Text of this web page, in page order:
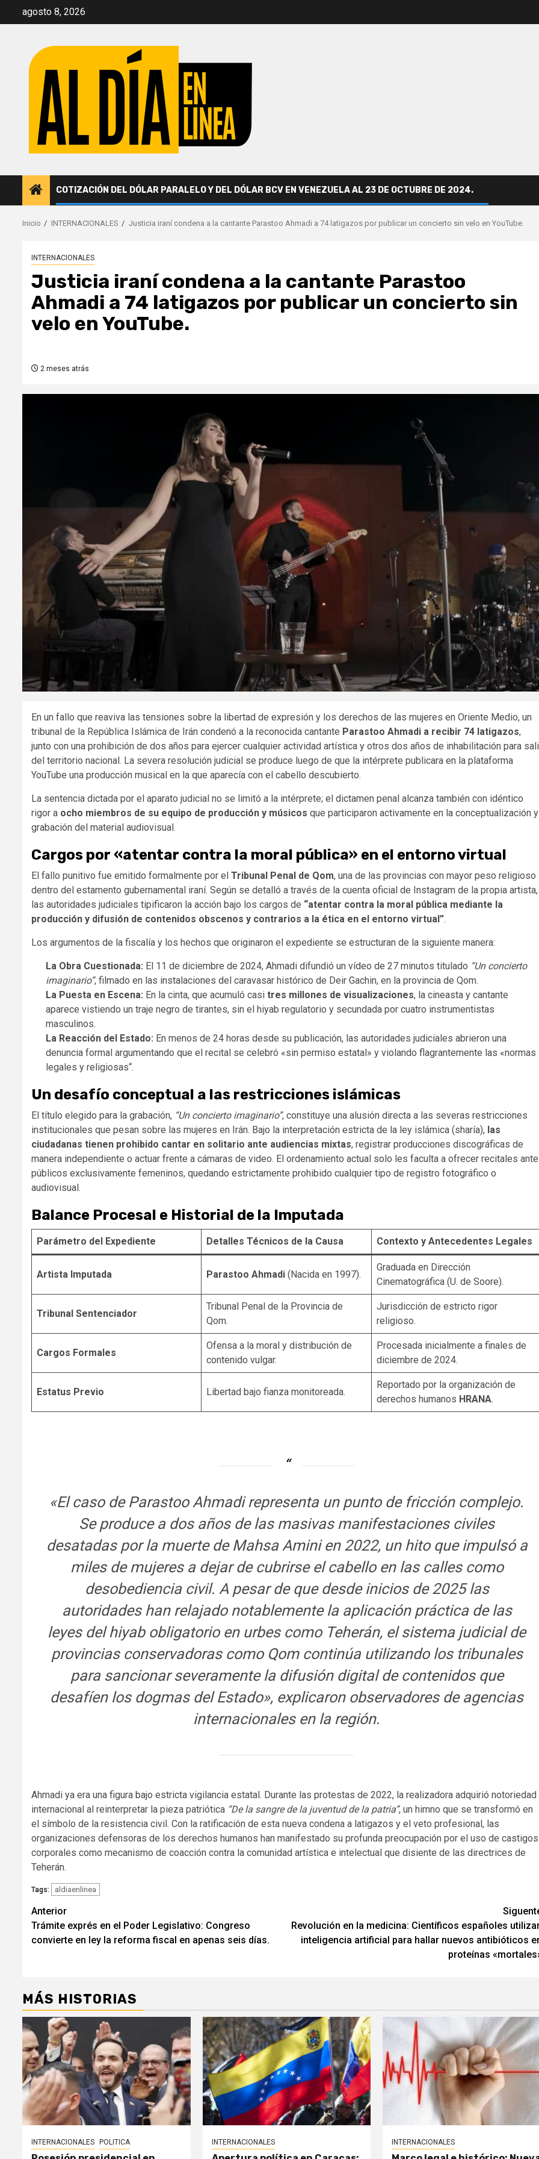
agosto 8, 2026
COTIZACIÓN DEL DÓLAR PARALELO Y DEL DÓLAR BCV EN VENEZUELA AL 23 DE OCTUBRE DE 2024.
Inicio INTERNACIONALES Justicia iraní condena a la cantante Parastoo Ahmadi a 74 latigazos por publicar un concierto sin velo en YouTube.
INTERNACIONALES
Justicia iraní condena a la cantante Parastoo
Ahmadi a 74 latigazos por publicar un concierto sin
velo en YouTube.
2 meses atrás
En un fallo que reaviva las tensiones sobre la libertad de expresión y los derechos de las mujeres en Oriente Medio, un
tribunal de la República Islámica de Irán condenó a la reconocida cantante Parastoo Ahmadi a recibir 74 latigazos,
junto con una prohibición de dos años para ejercer cualquier actividad artística y otros dos años de inhabilitación para
del territorio nacional. La severa resolución judicial se produce luego de que la intérprete publicara en la plataforma
YouTube una producción musical en la que aparecía con el cabello descubierto.
La sentencia dictada por el aparato judicial no se limitó a la intérprete; el dictamen penal alcanza también con idéntico
rigor a ocho miembros de su equipo de producción y músicos que participaron activamente en la conceptualización y
grabación del material audiovisual.
Cargos por «atentar contra la moral pública» en el entorno virtual
El fallo punitivo fue emitido formalmente por el Tribunal Penal de Qom, una de las provincias con mayor peso religioso
dentro del estamento gubernamental iraní. Según se detalló a través de la cuenta oficial de Instagram de la propia artista,
las autoridades judiciales tipificaron la acción bajo los cargos de “atentar contra la moral pública mediante la
producción y difusión de contenidos obscenos y contrarios a la ética en el entorno virtual”.
Los argumentos de la fiscalía y los hechos que originaron el expediente se estructuran de la siguiente manera:
La Obra Cuestionada: El 11 de diciembre de 2024, Ahmadi difundió un vídeo de 27 minutos titulado “Un concierto
imaginario”, filmado en las instalaciones del caravasar histórico de Deir Gachin, en la provincia de Qom.
La Puesta en Escena: En la cinta, que acumuló casi tres millones de visualizaciones, la cineasta y cantante
aparece vistiendo un traje negro de tirantes, sin el hiyab regulatorio y secundada por cuatro instrumentistas
masculinos.
La Reacción del Estado: En menos de 24 horas desde su publicación, las autoridades judiciales abrieron una
denuncia formal argumentando que el recital se celebró «sin permiso estatal» y violando flagrantemente las «normas
legales y religiosas“.
Un desafío conceptual a las restricciones islámicas
El título elegido para la grabación, “Un concierto imaginario”, constituye una alusión directa a las severas restricciones
institucionales que pesan sobre las mujeres en Irán. Bajo la interpretación estricta de la ley islámica (sharía), las
ciudadanas tienen prohibido cantar en solitario ante audiencias mixtas, registrar producciones discográficas de
manera independiente o actuar frente a cámaras de video. El ordenamiento actual solo les faculta a ofrecer recitales ante
públicos exclusivamente femeninos, quedando estrictamente prohibido cualquier tipo de registro fotográfico o
audiovisual.
Balance Procesal e Historial de la Imputada
Parámetro del Expediente Detalles Técnicos de la Causa Contexto y Antecedentes Legales
Artista Imputada Parastoo Ahmadi (Nacida en 1997).
Graduada en Dirección
Cinematográfica (U. de Soore).
Tribunal Sentenciador
Tribunal Penal de la Provincia de
Qom.
Jurisdicción de estricto rigor
religioso.
Cargos Formales
Ofensa a la moral y distribución de
contenido vulgar.
Procesada inicialmente a finales de
diciembre de 2024.
Estatus Previo Libertad bajo fianza monitoreada.
Reportado por la organización de
derechos humanos HRANA.
«El caso de Parastoo Ahmadi representa un punto de fricción complejo.
Se produce a dos años de las masivas manifestaciones civiles
desatadas por la muerte de Mahsa Amini en 2022, un hito que impulsó a
miles de mujeres a dejar de cubrirse el cabello en las calles como
desobediencia civil. A pesar de que desde inicios de 2025 las
autoridades han relajado notablemente la aplicación práctica de las
leyes del hiyab obligatorio en urbes como Teherán, el sistema judicial de
provincias conservadoras como Qom continúa utilizando los tribunales
para sancionar severamente la difusión digital de contenidos que
desafíen los dogmas del Estado», explicaron observadores de agencias
internacionales en la región.
Ahmadi ya era una figura bajo estricta vigilancia estatal. Durante las protestas de 2022, la realizadora adquirió notoriedad
internacional al reinterpretar la pieza patriótica “De la sangre de la juventud de la patria”, un himno que se transformó en
el símbolo de la resistencia civil. Con la ratificación de esta nueva condena a latigazos y el veto profesional, las
organizaciones defensoras de los derechos humanos han manifestado su profunda preocupación por el uso de castigos
corporales como mecanismo de coacción contra la comunidad artística e intelectual que disiente de las directrices de
Teherán.
Tags: aldiaenlinea
Navegación
de
Anterior
Trámite exprés en el Poder Legislativo: Congreso
convierte en ley la reforma fiscal en apenas seis días.
Revolución en la medicina: Científicos españoles
inteligencia artificial para hallar nuevos antibióticos
proteínas
MÁS HISTORIAS
INTERNACIONALES POLITICA INTERNACIONALES INTERNACIONALES